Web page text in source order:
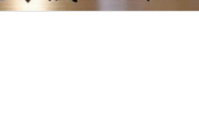
前へ